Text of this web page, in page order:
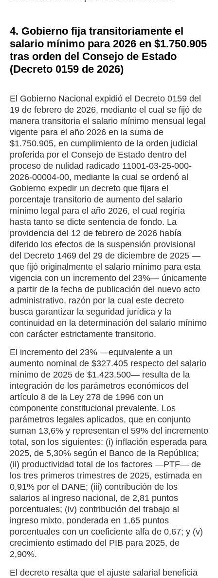
4. Gobierno fija transitoriamente el
salario mínimo para 2026 en $1.750.905
tras orden del Consejo de Estado
(Decreto 0159 de 2026)
El Gobierno Nacional expidió el Decreto 0159 del
19 de febrero de 2026, mediante el cual se fijó de
manera transitoria el salario mínimo mensual legal
vigente para el año 2026 en la suma de
$1.750.905, en cumplimiento de la orden judicial
proferida por el Consejo de Estado dentro del
proceso de nulidad radicado 11001-03-25-000-
2026-00004-00, mediante la cual se ordenó al
Gobierno expedir un decreto que fijara el
porcentaje transitorio de aumento del salario
mínimo legal para el año 2026, el cual regiría
hasta tanto se dicte sentencia de fondo. La
providencia del 12 de febrero de 2026 había
diferido los efectos de la suspensión provisional
del Decreto 1469 del 29 de diciembre de 2025 —
que fijó originalmente el salario mínimo para esta
vigencia con un incremento del 23%— únicamente
a partir de la fecha de publicación del nuevo acto
administrativo, razón por la cual este decreto
busca garantizar la seguridad jurídica y la
continuidad en la determinación del salario mínimo
con carácter estrictamente transitorio.
El incremento del 23% —equivalente a un
aumento nominal de $327.405 respecto del salario
mínimo de 2025 de $1.423.500— resulta de la
integración de los parámetros económicos del
artículo 8 de la Ley 278 de 1996 con un
componente constitucional prevalente. Los
parámetros legales aplicados, que en conjunto
suman 13,6% y representan el 59% del incremento
total, son los siguientes: (i) inflación esperada para
2025, de 5,30% según el Banco de la República;
(ii) productividad total de los factores —PTF— de
los tres primeros trimestres de 2025, estimada en
0,91% por el DANE; (iii) contribución de los
salarios al ingreso nacional, de 2,81 puntos
porcentuales; (iv) contribución del trabajo al
ingreso mixto, ponderada en 1,65 puntos
porcentuales con un coeficiente alfa de 0,67; y (v)
crecimiento estimado del PIB para 2025, de
2,90%.
El decreto resalta que el ajuste salarial beneficia